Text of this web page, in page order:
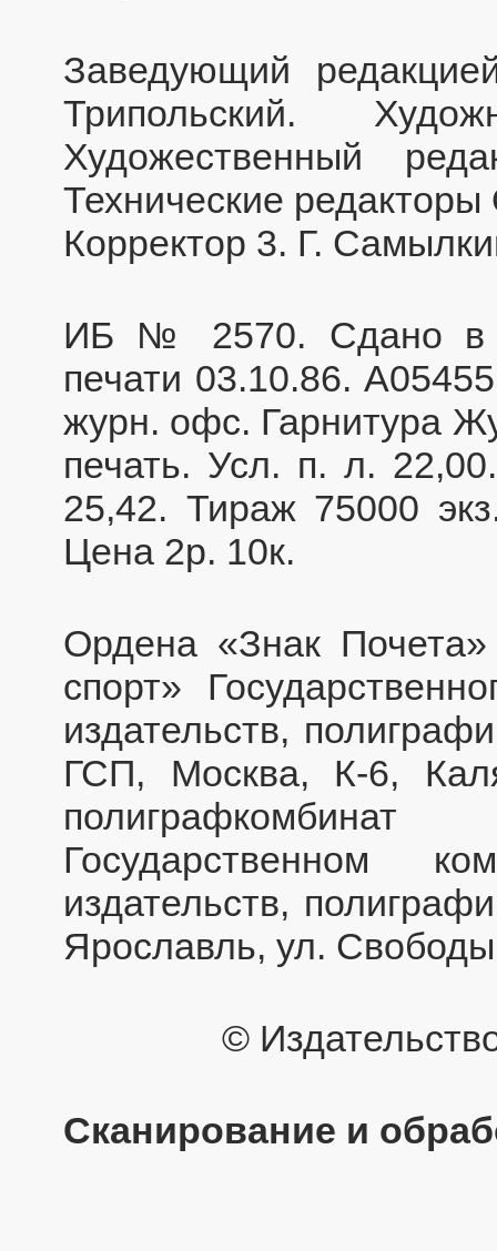
Заведующий
Трипольский.
Художественный
Технические
Корректор 3. Г.
ИБ № 2570. Сдано в
печати 03.10.86.
журн. офс. Гарнитура
печать. Усл. п. л.
25,42. Тираж 75000
Цена 2р. 10к.
Ордена «Знак Почета»
спорт»
издательств,
ГСП, Москва, К-6,
Государственном
издательств,
Ярославль, ул.
©
Сканирование и